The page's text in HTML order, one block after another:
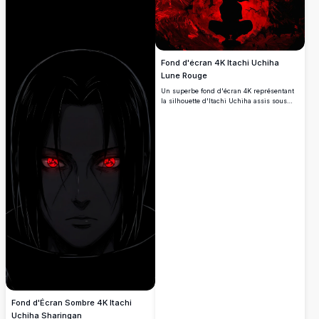
Fond d'Écran Sombre 4K Itachi
Uchiha Sharingan
Fond d'écran 4K Itachi Uchiha
Lune Rouge
Un superbe fond d'écran 4K représentant
la silhouette d'Itachi Uchiha assis sous